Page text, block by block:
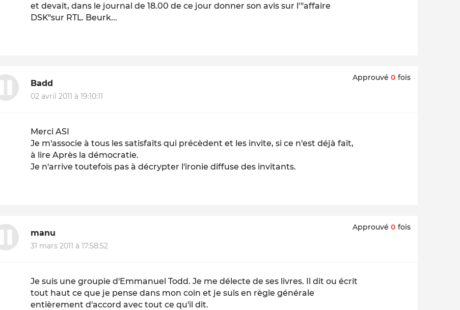
et devait, dans le journal de 18.00 de ce jour donner son avis sur l'"affaire
DSK"sur RTL. Beurk...
Badd
02 avril 2011 à 19:10:11
Approuvé 0 fois
Merci ASI
Je m'associe à tous les satisfaits qui précèdent et les invite, si ce n'est déjà fait,
à lireAprès la démocratie.
Je n'arrive toutefois pas àdécrypter l'ironie diffuse des invitants.
manu
31 mars 2011 à 17:58:52
Approuvé 0 fois
Je suis une groupie d'Emmanuel Todd. Je me délecte de ses livres. Il dit ou écrit
tout haut ce que je pense dans mon coin et je suis en règle générale
entièrement d'accord avec tout ce qu'il dit.